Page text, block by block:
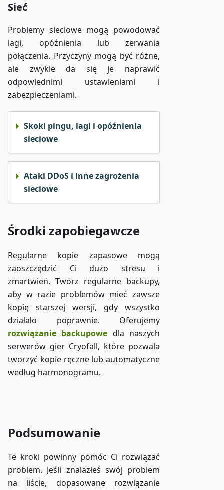
Sieć
Problemy sieciowe mogą powodować
lagi, opóźnienia lub zerwania
połączenia. Przyczyny mogą być różne,
ale zwykle da się je naprawić
odpowiednimi ustawieniami i
zabezpieczeniami.
Skoki pingu, lagi i opóźnienia
sieciowe
Ataki DDoS i inne zagrożenia
sieciowe
Środki zapobiegawcze
Regularne kopie zapasowe mogą
zaoszczędzić Ci dużo stresu i
zmartwień. Twórz regularne backupy,
aby w razie problemów mieć zawsze
kopię starszej wersji, gdy wszystko
działało poprawnie. Oferujemy
rozwiązanie backupowe dla naszych
serwerów gier Cryofall, które pozwala
tworzyć kopie ręczne lub automatyczne
według harmonogramu.
Podsumowanie
Te kroki powinny pomóc Ci rozwiązać
problem. Jeśli znalazłeś swój problem
na liście, dopasowane rozwiązanie